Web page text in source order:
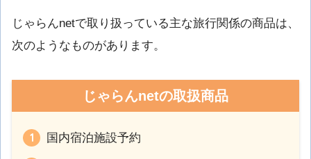
じゃらんnetで取り扱っている主な旅行関係の商品は、
次のようなものがあります。
じゃらんnetの取扱商品
国内宿泊施設予約